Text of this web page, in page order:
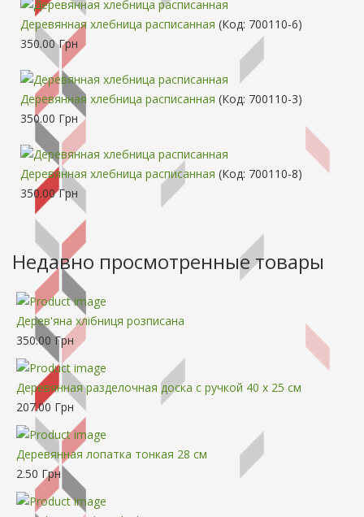
Деревянная хлебница расписанная (Код: 700110-6)
350.00 Грн
Деревянная хлебница расписанная (Код: 700110-3)
350.00 Грн
Деревянная хлебница расписанная (Код: 700110-8)
350.00 Грн
Недавно просмотренные товары
Дерев'яна хлібниця розписана
350.00 Грн
Деревянная разделочная доска с ручкой 40 x 25 см
207.00 Грн
Деревянная лопатка тонкая 28 см
2.50 Грн